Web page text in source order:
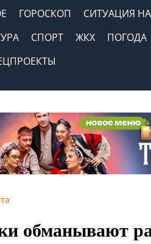
ГОРОСКОП СИТУАЦИЯ
СПОРТ ЖКХ ПОГОДА
обманывают